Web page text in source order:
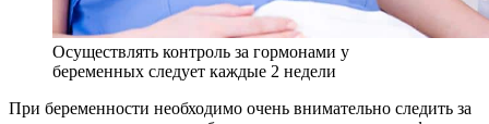
Осуществлять контроль за гормонами у
беременных следует каждые 2 недели
При беременности необходимо очень внимательно следить за